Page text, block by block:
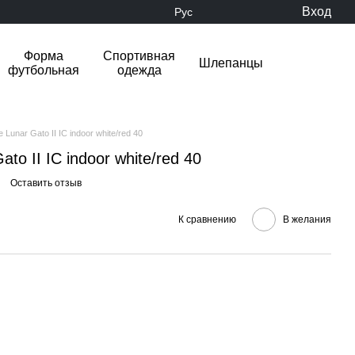
Рус Вход
Форма
футбольная
Спортивная
одежда
Шлепанцы
Lunar Gato II IC indoor white/red 40
II IC indoor white/red 40
Оставить отзыв
К сравнению В желания